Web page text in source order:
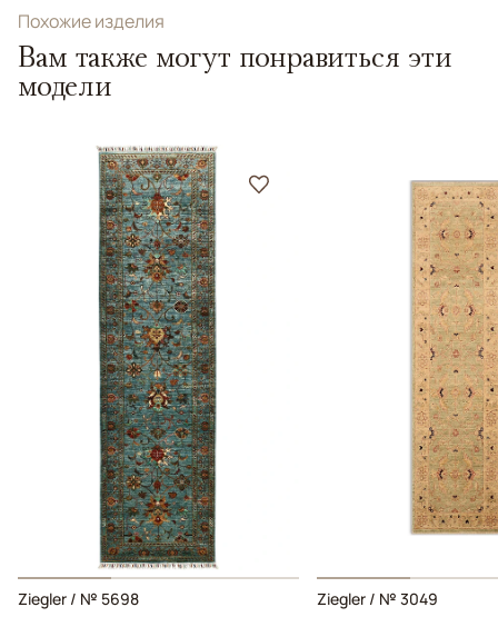
Похожие изделия
Вам также могут понравиться эти
модели
Ziegler / № 5698
Ziegler / № 3049